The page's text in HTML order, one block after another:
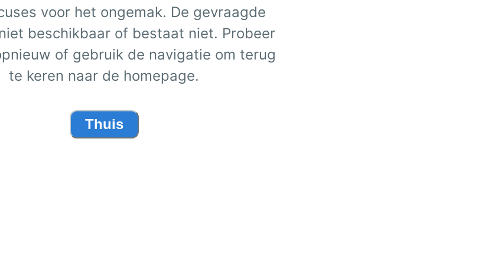
voor het ongemak. De gevraagde
beschikbaar of bestaat niet. Probeer
of gebruik de navigatie om terug
te keren naar de homepage.
Thuis